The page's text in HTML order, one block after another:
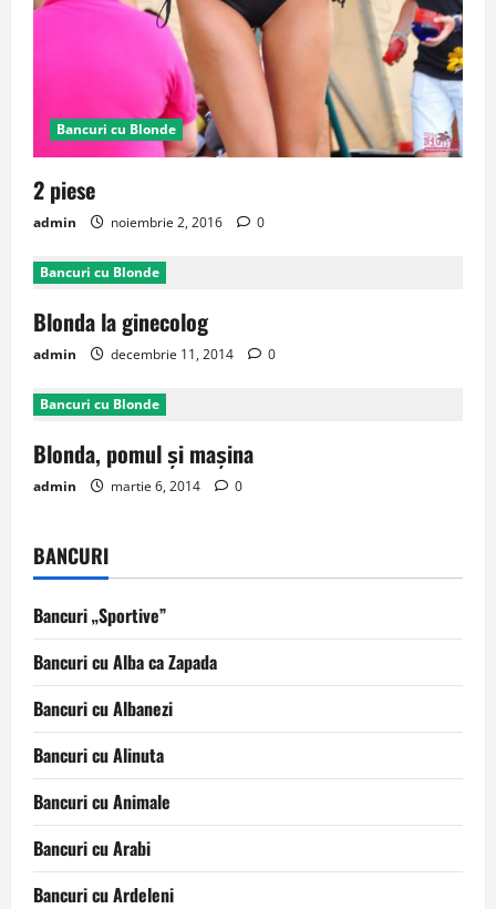
Bancuri cu Blonde
2 piese
admin noiembrie 2, 2016 0
Bancuri cu Blonde
Blonda la ginecolog
admin decembrie 11, 2014 0
Bancuri cu Blonde
Blonda, pomul şi maşina
admin martie 6, 2014 0
BANCURI
Bancuri „Sportive”
Bancuri cu Alba ca Zapada
Bancuri cu Albanezi
Bancuri cu Alinuta
Bancuri cu Animale
Bancuri cu Arabi
Bancuri cu Ardeleni